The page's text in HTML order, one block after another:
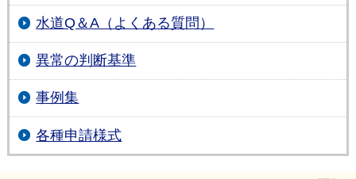
水道Q＆A（よくある質問）
異常の判断基準
事例集
各種申請様式